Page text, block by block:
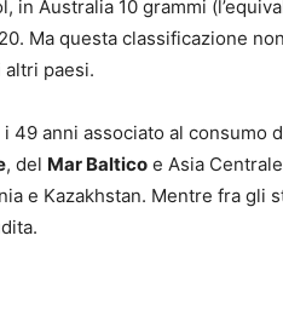
in Australia 10 grammi
Ma questa classificazione
paesi.
49 anni associato al consumo
, del Mar Baltico e Asia
e Kazakhstan. Mentre fra gli